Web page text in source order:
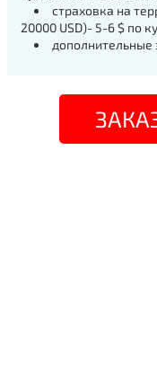
страховка на
20000 USD)- 5-6 $ по
дополнительные